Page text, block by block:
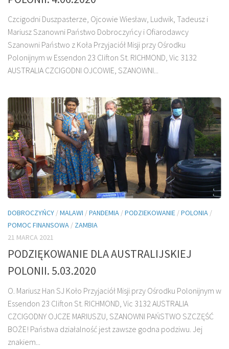
Czcigodni Duszpasterze, Ojcowie Wiesław, Ludwik, Tadeusz i
Mariusz Szanowni Państwo Dobroczyńcy i Ofiarodawcy
Szanowni Państwo z Koła Przyjaciół Misji przy Ośrodku
Polonijnym w Essendon 23 Clifton St. RICHMOND, Vic 3132
AUSTRALIA CZCIGODNI OJCOWIE, SZANOWNI...
DOBROCZYŃCY /MALAWI /PANDEMIA /PODZIEKOWANIE /POLONIA /
POMOC FINANSOWA / ZAMBIA
21 MARCA 2021
PODZIĘKOWANIE DLA AUSTRALIJSKIEJ
POLONII. 5.03.2020
O. Mariusz Han SJ Koło Przyjaciół Misji przy Ośrodku Polonijnym w
Essendon 23 Clifton St. RICHMOND, Vic 3132 AUSTRALIA
CZCIGODNY OJCZE MARIUSZU, SZANOWNI PAŃSTWO SZCZĘŚĆ
BOŻE! Państwa działalność jest zawsze godna podziwu. Jej
znakiem...